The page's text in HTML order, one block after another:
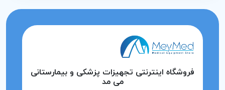
فروشگاه اینترنتی تجهیزات پزشکی و بیمارستانی
می مد